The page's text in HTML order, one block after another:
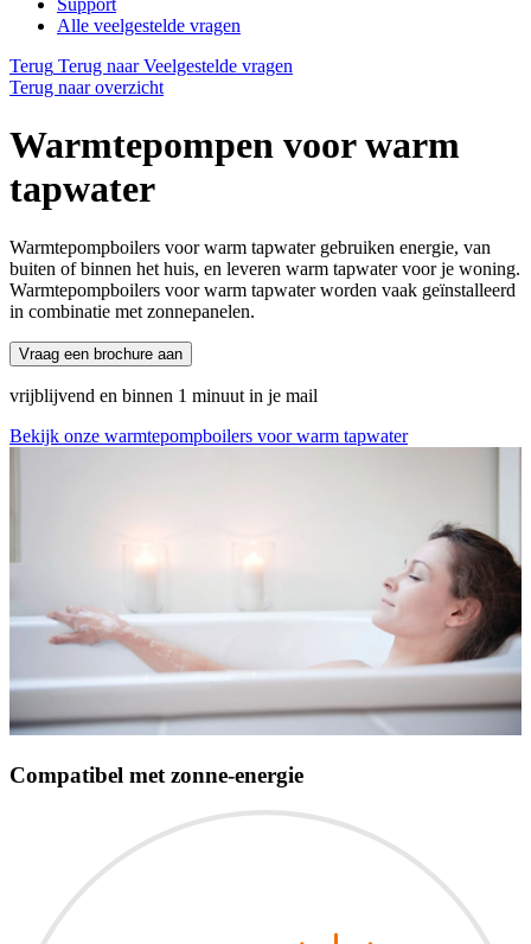
Support
Alle veelgestelde vragen
Terug Terug naar Veelgestelde vragen
Terug naar overzicht
Warmtepompen voor warm
tapwater
Warmtepompboilers voor warm tapwater gebruiken energie, van
buiten of binnen het huis, en leveren warm tapwater voor je woning.
Warmtepompboilers voor warm tapwater worden vaak geïnstalleerd
in combinatie met zonnepanelen.
Vraag een brochure aan
vrijblijvend en binnen 1 minuut in je mail
Bekijk onze warmtepompboilers voor warm tapwater
Compatibel met zonne-energie